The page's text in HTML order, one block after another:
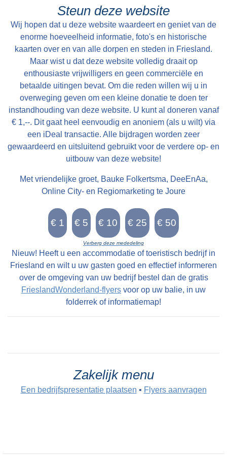
Folsgare, groot in het geheel, 40 een tweede
Pondematen belast met 19 Floreen by JELLE
PYTTERS bewoond Petry en May 1793 vry van
Huur, te huur doende boven de lasten a 222
Car. Guldens waarop per Pondem. geboden is
111 g.gls. Jelle Pytters (Pieters) is de zoon van
Pytter Jelles en Ytie Jorrits. Pytter en Ytie zijn in
1757 getrouwd in Oosthem en boeren daarna in
Westhem / Wolsum. Zoon Jelle wordt geboren in
1759. In 1768 is Pytter Jelles boer onder
Folsgare op de boerderij achter Easthimmerwei
25. Jelle trouwt in 1783 met Meike Beints uit
Jirnsum. Ze volgen dan Jelle zijn vader op.
Verder is er weinig over de familie bekend. Na
Jelle Pytters komt Yme Keimpes op de
boerderij. Daarna komt deze in de verkoop.
LC 10-12-1800: Eene uitmuntende Vrugtdoende
en zeer geryflyke ZATHE en LANDEN met
deszelfs HUIZINGE en HOVINGE cum annexis,
staande en geleegen onder den Dorpe Folsgara
, in het geheel groot na naam 69 Pondematen
alle kostelyke Greidlanden belast met 17 1/2
Stuivers Schattinge wordende by Yme Keimpes
Steun deze website
Wij hopen dat u deze website waardeert en geniet van de
enorme hoeveelheid informatie, foto's en historische
kaarten over en van alle dorpen en steden in Friesland.
Maar wist u dat deze website volledig draait op
enthousiaste vrijwilligers en geen commerciële en
betaalde uitingen bevat. Om die reden willen wij u in
overweging geven om een kleine donatie te doen ter
instandhouding van deze website. U kunt al doneren vanaf
€ 1,--. Dit gaat heel eenvoudig en anoniem (als u wilt) via
een iDeal transactie. Alle bijdragen worden zeer
gewaardeerd en uitsluitend gebruikt voor de verdere op- en
uitbouw van deze website!
Met vriendelijke groet, Bauke Folkertsma, DeeEnAa,
Online City- en Regiomarketing te Joure
Verberg deze mededeling
Nieuw! Heeft u een accommodatie of toeristisch bedrijf in
Friesland en wilt u uw gasten goed en effectief informeren
over de omgeving van uw bedrijf bestel dan de gratis
FrieslandWonderland-flyers voor op uw balie, in uw
folderrek of informatiemap!
Zakelijk menu
Een bedrijfspresentatie plaatsen • Flyers aanvragen